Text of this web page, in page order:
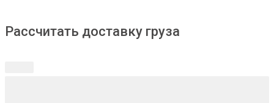
Рассчитать доставку груза